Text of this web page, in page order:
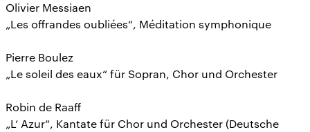
Olivier Messiaen
„Les offrandes oubliées“, Méditation symphonique
Pierre Boulez
„Le soleil des eaux“ für Sopran, Chor und Orchester
Robin de Raaff
„L‘ Azur“, Kantate für Chor und Orchester (Deutsche